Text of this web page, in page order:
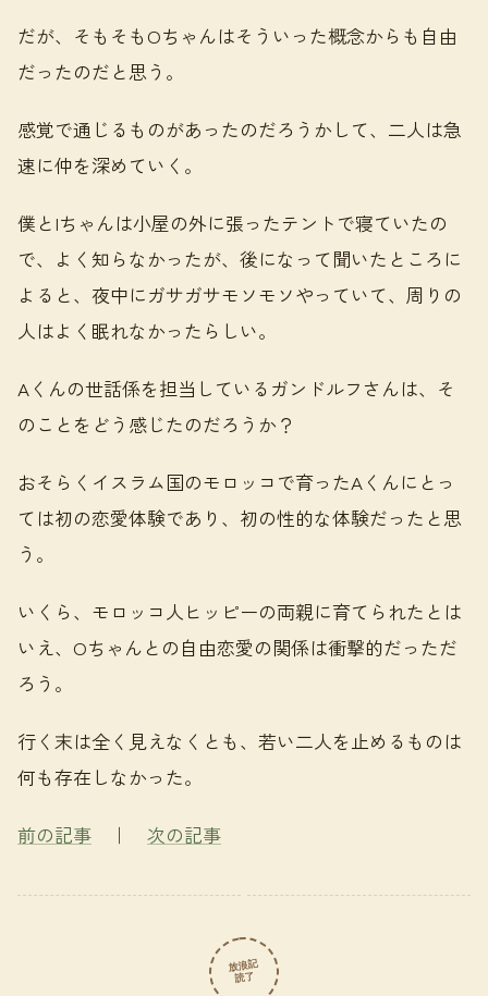
だが、そもそもOちゃんはそういった概念からも自由
だったのだと思う。
感覚で通じるものがあったのだろうかして、二人は急
速に仲を深めていく。
僕とIちゃんは小屋の外に張ったテントで寝ていたの
で、よく知らなかったが、後になって聞いたところに
よると、夜中にガサガサモソモソやっていて、周りの
人はよく眠れなかったらしい。
Aくんの世話係を担当しているガンドルフさんは、そ
のことをどう感じたのだろうか？
おそらくイスラム国のモロッコで育ったAくんにとっ
ては初の恋愛体験であり、初の性的な体験だったと思
う。
いくら、モロッコ人ヒッピーの両親に育てられたとは
いえ、Oちゃんとの自由恋愛の関係は衝撃的だっただ
ろう。
行く末は全く見えなくとも、若い二人を止めるものは
何も存在しなかった。
前の記事 ｜ 次の記事
放浪記
読了